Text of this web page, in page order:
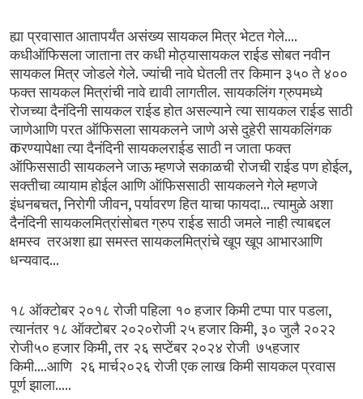
ह्या प्रवासात आतापर्यंत असंख्य सायकल मित्र भेटत गेले....
कधीऑफिसला जाताना तर कधी मोठ्यासायकल राईड सोबत नवीन
सायकल मित्र जोडले गेले.ज्यांची नावे घेतली तर किमान ३५० ते ४००
फक्त सायकल मित्रांची नावे द्यावी लागतील.सायकलिंग ग्रुपमध्ये
रोजच्या दैनंदिनी सायकल राईड होत असल्याने त्या सायकल राईड साठी
जाणेआणि परत ऑफिसला सायकलने जाणे असे दुहेरी सायकलिंगक
करण्यापेक्षा त्या दैनंदिनी सायकलराईड साठी न जाता फक्त
ऑफिससाठी सायकलने जाऊ म्हणजे सकाळची रोजची राईड पण होईल,
सक्तीचा व्यायाम होईल आणि ऑफिससाठी सायकलने गेले म्हणजे
इंधनबचत,निरोगी जीवन,पर्यावरण हित याचा फायदा...त्यामुळे अशा
दैनंदिनी सायकलमित्रांसोबत ग्रुप राईड साठी जमले नाही त्याबद्दल
क्षमस्व तरअशा ह्या समस्त सायकलमित्रांचे खूप खूप आभारआणि
धन्यवाद...
१८ ऑक्टोबर २०१८ रोजी पहिला १० हजार किमी टप्पा पार पडला,
त्यानंतर १८ ऑक्टोबर २०२०रोजी २५ हजार किमी, ३० जुलै २०२२
रोजी५० हजार किमी,तर २६ सप्टेंबर २०२४ रोजी ७५हजार
किमी....आणि २६ मार्च२०२६ रोजी एक लाख किमी सायकल प्रवास
पूर्ण झाला.....